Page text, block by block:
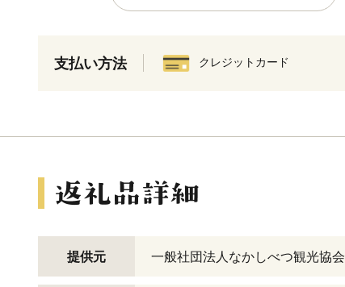
支払い方法 クレジットカード
提供元 一般社団法人なかしべつ観光協会